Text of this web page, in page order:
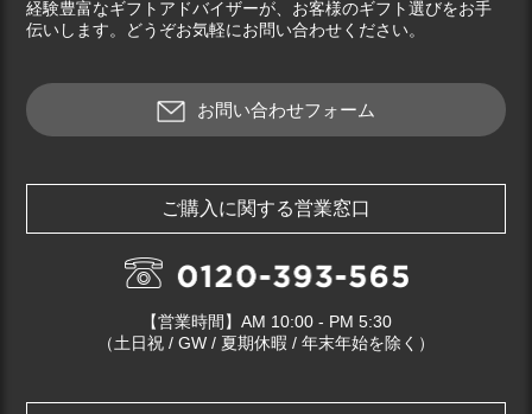
経験豊富なギフトアドバイザーが、お客様のギフト選びをお手
伝いします。どうぞお気軽にお問い合わせください。
お問い合わせフォーム
ご購入に関する営業窓口
【営業時間】AM 10:00 - PM 5:30
（土日祝 / GW / 夏期休暇 / 年末年始を除く）